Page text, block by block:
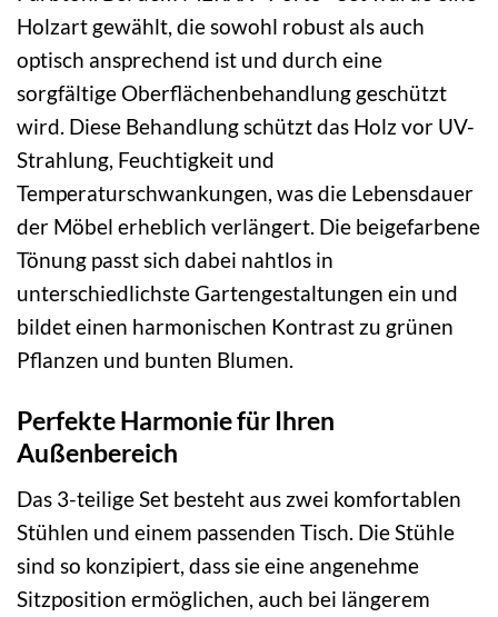
Holzart gewählt, die sowohl robust als auch
optisch ansprechend ist und durch eine
sorgfältige Oberflächenbehandlung geschützt
wird. Diese Behandlung schützt das Holz vor UV-
Strahlung, Feuchtigkeit und
Temperaturschwankungen, was die Lebensdauer
der Möbel erheblich verlängert. Die beigefarbene
Tönung passt sich dabei nahtlos in
unterschiedlichste Gartengestaltungen ein und
bildet einen harmonischen Kontrast zu grünen
Pflanzen und bunten Blumen.
Perfekte Harmonie für Ihren
Außenbereich
Das 3-teilige Set besteht aus zwei komfortablen
Stühlen und einem passenden Tisch. Die Stühle
sind so konzipiert, dass sie eine angenehme
Sitzposition ermöglichen, auch bei längerem